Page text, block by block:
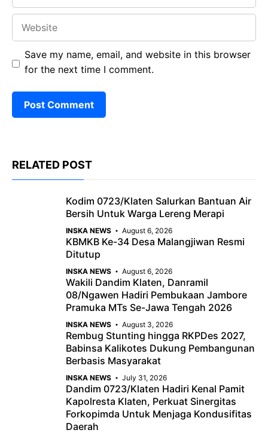
Save my name, email, and website in this browser
for the next time I comment.
RELATED POST
Kodim 0723/Klaten Salurkan Bantuan Air
Bersih Untuk Warga Lereng Merapi
INSKA NEWS August 6, 2026
KBMKB Ke-34 Desa Malangjiwan Resmi
Ditutup
INSKA NEWS August 6, 2026
Wakili Dandim Klaten, Danramil
08/Ngawen Hadiri Pembukaan Jambore
Pramuka MTs Se-Jawa Tengah 2026
INSKA NEWS August 3, 2026
Rembug Stunting hingga RKPDes 2027,
Babinsa Kalikotes Dukung Pembangunan
Berbasis Masyarakat
INSKA NEWS July 31, 2026
Dandim 0723/Klaten Hadiri Kenal Pamit
Kapolresta Klaten, Perkuat Sinergitas
Forkopimda Untuk Menjaga Kondusifitas
Daerah